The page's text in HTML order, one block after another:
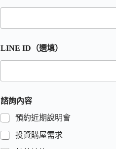
LINE ID（選填）
諮詢內容
預約近期說明會
投資購屋需求